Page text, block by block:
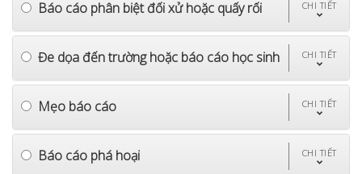
Báo cáo phân biệt đối xử hoặc quấy rối CHI TIẾT
Đe dọa đến trường hoặc báo cáo học sinh CHI TIẾT
Mẹo báo cáo CHI TIẾT
Báo cáo phá hoại CHI TIẾT